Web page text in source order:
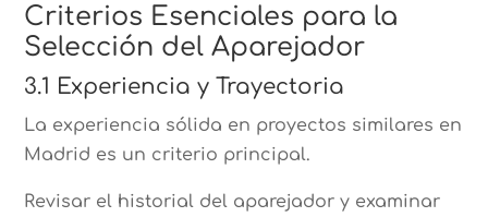
Criterios Esenciales para la
Selección del Aparejador
3.1 Experiencia y Trayectoria
La experiencia sólida en proyectos similares en
Madrid es un criterio principal.
Revisar el historial del aparejador y examinar